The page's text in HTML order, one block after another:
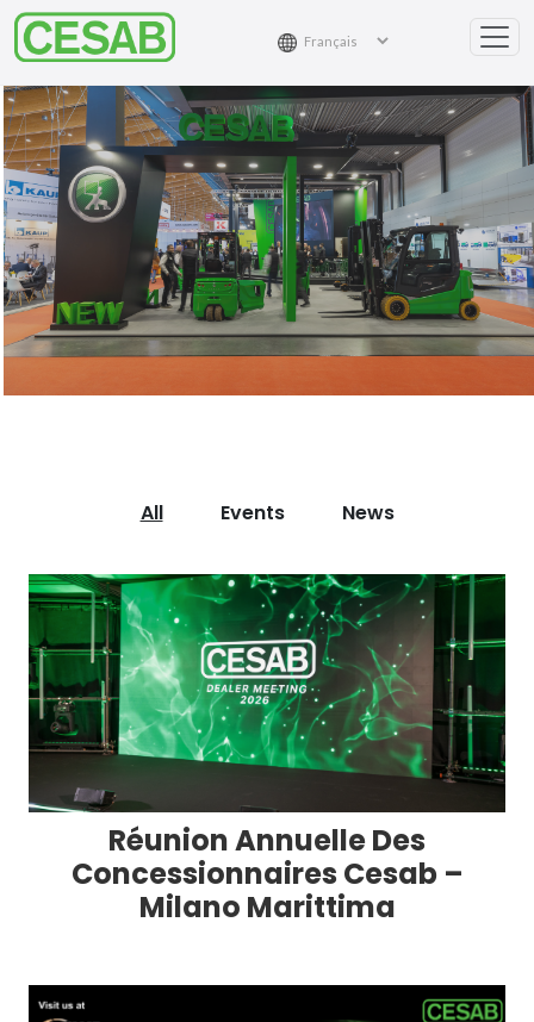
All Events News
Réunion Annuelle Des
Concessionnaires Cesab –
Milano Marittima